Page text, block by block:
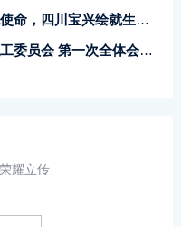
川宝兴绘就生态振兴蓝图
第一次全体会议在望江县召开
耀立传